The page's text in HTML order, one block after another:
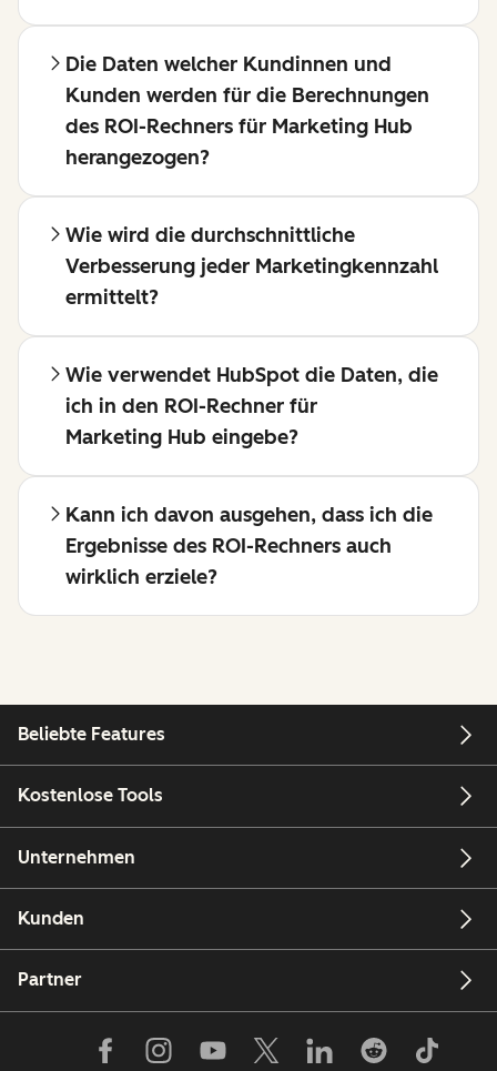
Die Daten welcher Kundinnen und
Kunden werden für die Berechnungen
des ROI-Rechners für Marketing Hub
herangezogen?
Wie wird die durchschnittliche
Verbesserung jeder Marketingkennzahl
ermittelt?
Wie verwendet HubSpot die Daten, die
ich in den ROI-Rechner für
Marketing Hub eingebe?
Kann ich davon ausgehen, dass ich die
Ergebnisse des ROI-Rechners auch
wirklich erziele?
Beliebte Features
Kostenlose Tools
Unternehmen
Kunden
Partner